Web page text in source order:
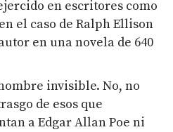
en escritores como
el caso de Ralph Ellison
en una novela de 640
invisible. No, no
de esos que
a Edgar Allan Poe ni